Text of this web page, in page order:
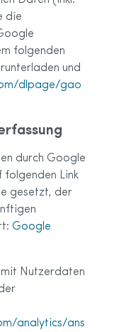
die
folgenden
und
dlpage/gao
durch Google
folgenden Link
gesetzt, der
Google
Nutzerdaten
analytics/ans